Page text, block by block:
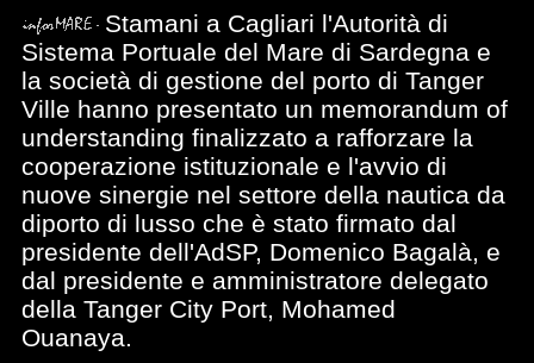
Stamani a Cagliari l'Autorità di
Sistema Portuale del Mare di Sardegna e
la società di gestione del porto di Tanger
Ville hanno presentato un memorandum of
understanding finalizzato a rafforzare la
cooperazione istituzionale e l'avvio di
nuove sinergie nel settore della nautica da
diporto di lusso che è stato firmato dal
presidente dell'AdSP, Domenico Bagalà, e
dal presidente e amministratore delegato
della Tanger City Port, Mohamed
Ouanaya.